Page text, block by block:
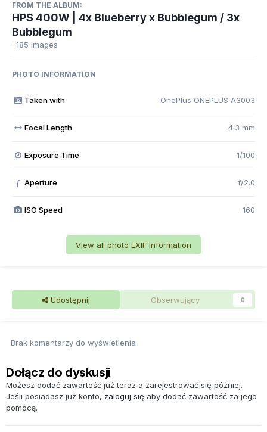
FROM THE ALBUM:
HPS 400W | 4x Blueberry x Bubblegum / 3x
Bubblegum
· 185 images
PHOTO INFORMATION
Taken with OnePlus ONEPLUS A3003
Focal Length 4.3 mm
Exposure Time 1/100
f Aperture f/2.0
ISO Speed 160
View all photo EXIF information
Udostępnij Obserwujący 0
Brak komentarzy do wyświetlenia
Dołącz do dyskusji
Możesz dodać zawartość już teraz a zarejestrować się później.
Jeśli posiadasz już konto, zaloguj się aby dodać zawartość za jego
pomocą.